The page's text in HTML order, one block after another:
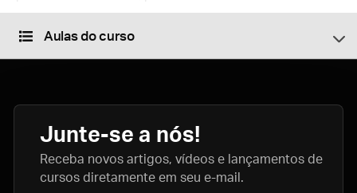
Aulas do curso
Junte-se a nós!
Receba novos artigos, vídeos e lançamentos de
cursos diretamente em seu e-mail.